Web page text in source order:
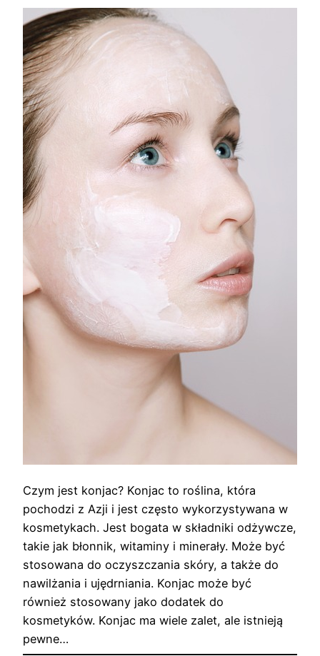
Czym jest konjac? Konjac to roślina, która
pochodzi z Azji i jest często wykorzystywana w
kosmetykach. Jest bogata w składniki odżywcze,
takie jak błonnik, witaminy i minerały. Może być
stosowana do oczyszczania skóry, a także do
nawilżania i ujędrniania. Konjac może być
również stosowany jako dodatek do
kosmetyków. Konjac ma wiele zalet, ale istnieją
pewne…